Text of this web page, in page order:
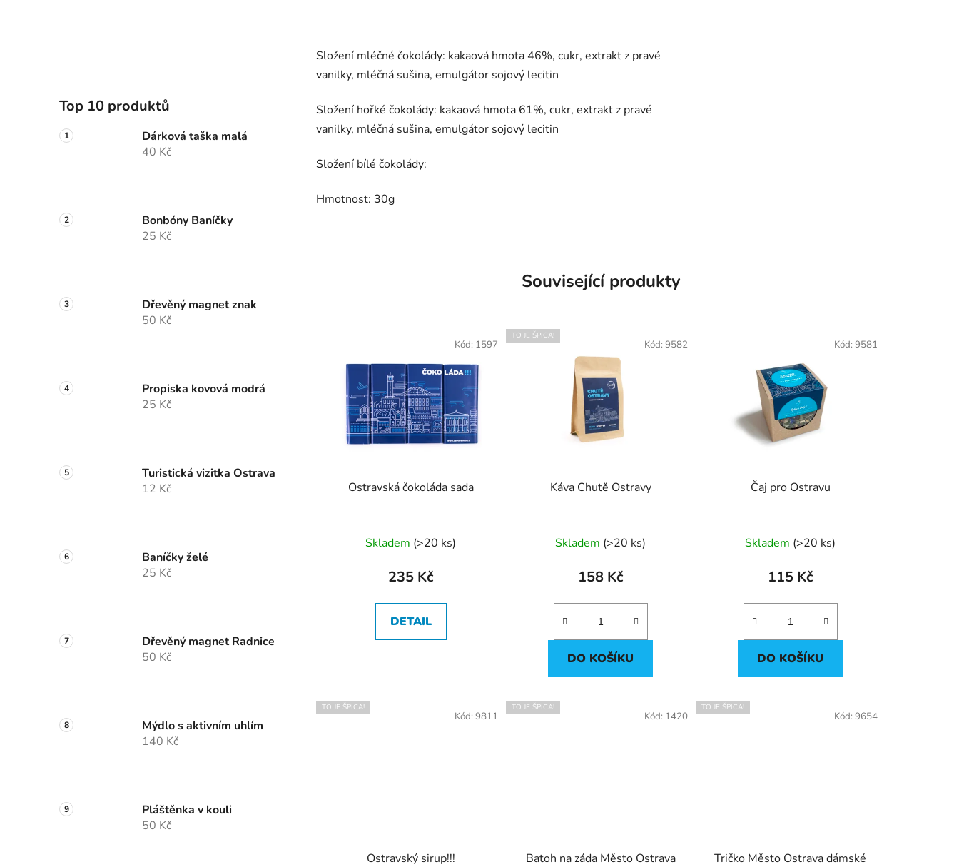
Top 10 produktů
Dárková taška malá
40 Kč
Bonbóny Baníčky
25 Kč
Dřevěný magnet znak
50 Kč
Propiska kovová modrá
25 Kč
Turistická vizitka Ostrava
12 Kč
Baníčky želé
25 Kč
Dřevěný magnet Radnice
50 Kč
Mýdlo s aktivním uhlím
140 Kč
Pláštěnka v kouli
50 Kč
Složení mléčné čokolády: kakaová hmota 46%, cukr, extrakt z pravé
vanilky, mléčná sušina, emulgátor sojový lecitin
Složení hořké čokolády: kakaová hmota 61%, cukr, extrakt z pravé
vanilky, mléčná sušina, emulgátor sojový lecitin
Složení bílé čokolády:
Hmotnost: 30g
Související produkty
Ostravská čokoláda sada
hodnocení
produktu
5,0
z
Skladem (>20 ks)
235 Kč
DETAIL
Kód: 1597
TO JE ŠPICA!
Káva Chutě Ostravy
hodnocení
produktu
5,0
z
hvězdiček.
Skladem (>20 ks)
158 Kč
DO KOŠÍKU
Kód: 9582
Čaj pro Ostravu
Skladem (>20 ks)
115 Kč
DO KOŠÍKU
Kód: 9581
TO JE ŠPICA!
Ostravský sirup!!!
Kód: 9811
TO JE ŠPICA!
Batoh na záda Město Ostrava
Kód: 1420
TO JE ŠPICA!
Tričko Město Ostrava dámské
Kód: 9654